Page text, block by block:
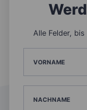
Alle Felder,
VORNAME
NACHNAME